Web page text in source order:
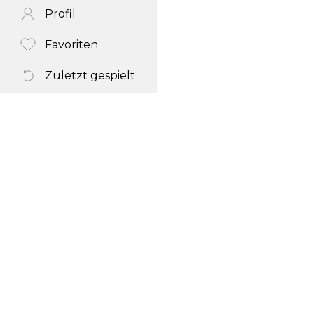
Profil
Favoriten
Zuletzt gespielt